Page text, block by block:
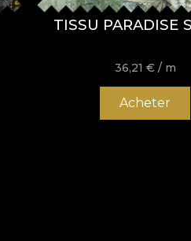
TISSU PARADISE
36,21 € / m
Acheter